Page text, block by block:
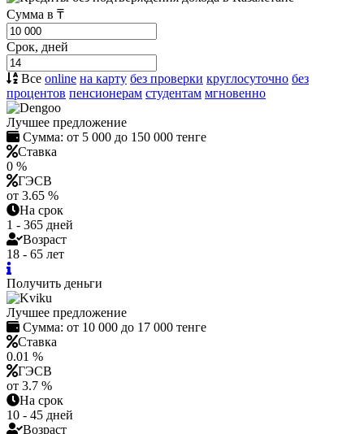
Сумма в ₸
Срок, дней
Все online на карту без проверки круглосуточно без
процентов пенсионерам студентам мгновенно
Лучшее предложение
Сумма: от 5 000 до 150 000 тенге
Ставка
0 %
ГЭСВ
от 3.65 %
На срок
1 - 365 дней
Возраст
18 - 65 лет
Получить деньги
Лучшее предложение
Сумма: от 10 000 до 17 000 тенге
Ставка
0.01 %
ГЭСВ
от 3.7 %
На срок
10 - 45 дней
Возраст